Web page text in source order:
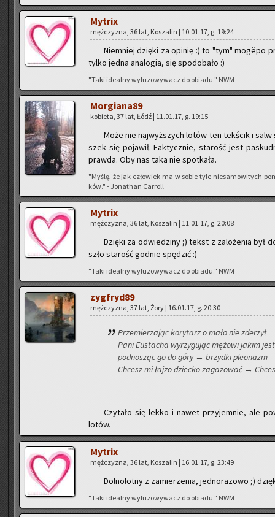
My­trix
męż­czy­zna, 36 lat, Ko­sza­lin | 10.01.17, g. 19:24
Nie­mniej dzię­ki za opi­nię :) to "tym" mogëpo
tylko jedna ana­lo­gia, się spodo­ba­ło :)
"Taki ide­al­ny wy­lu­zo­wy­wacz do obia­du." NWM
Mor­gia­na­89
ko­bie­ta, 37 lat, Łódź | 11.01.17, g. 19:15
Może nie naj­wyż­szych lotów ten tek­ścik i salw
szek się po­ja­wił. Fak­tycz­nie, sta­rość jest
praw­da. Oby nas taka nie spo­tka­ła.
"Myślę, że jak czło­wiek ma w sobie tyle nie­sa­mo­wi­tych
ków." - Jo­na­than Car­roll
My­trix
męż­czy­zna, 36 lat, Ko­sza­lin | 11.01.17, g. 20:08
Dzię­ki za od­wie­dzi­ny ;) tekst z za­lo­że­nia był
szło sta­rość god­nie spę­dzić :)
"Taki ide­al­ny wy­lu­zo­wy­wacz do obia­du." NWM
zyg­fry­d89
męż­czy­zna, 37 lat, Żory | 16.01.17, g. 20:30
Prze­mie­rza­jąc ko­ry­tarz o mało nie
Pani Eu­sta­cha wy­rzy­gu­jąc mę­żo­wi jakim
pod­no­sząc go do góry → brzyd­ki ple­onazm
Chcesz mi łajzo dziec­ko za­ga­zo­wać →
Czy­ta­ło się lekko i nawet przy­jem­nie, ale
lotów.
My­trix
męż­czy­zna, 36 lat, Ko­sza­lin | 16.01.17, g. 23:49
Dol­no­lot­ny z za­mie­rze­nia, jed­no­ra­zo­wo ;)
"Taki ide­al­ny wy­lu­zo­wy­wacz do obia­du." NWM